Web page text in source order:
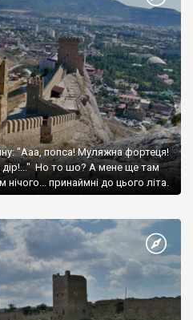
"Ааа, попса! Муляжна фортеця!
дір!..." Но то шо? А мене ще там
принаймні до цього літа.